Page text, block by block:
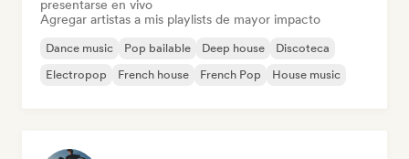
presentarse en vivo
Agregar artistas a mis playlists de mayor impacto
Dance music Pop bailable Deep house
Discoteca
Electropop
French house French Pop House music